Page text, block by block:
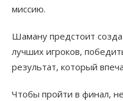
миссию.
Шаману предстоит
лучших игроков,
результат, который
Чтобы пройти в финал,